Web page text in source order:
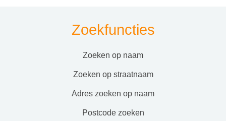
Zoekfuncties
zoeken op naam
zoeken op straatnaam
adres zoeken op naam
postcode zoeken